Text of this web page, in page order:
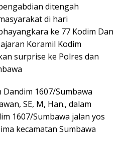
ditengah
di hari
ke 77 Kodim Dan
Koramil Kodim
surprise ke Polres dan
1607/Sumbawa
SE, M, Han., dalam
1607/Sumbawa jalan yos
kecamatan Sumbawa